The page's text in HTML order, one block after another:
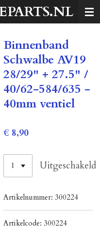
Binnenband
Schwalbe AV19
28/29" + 27.5" /
40/62-584/635 -
40mm ventiel
€ 8,90
Uitgeschakeld
Artikelnummer: 300224
Artikelcode: 300224